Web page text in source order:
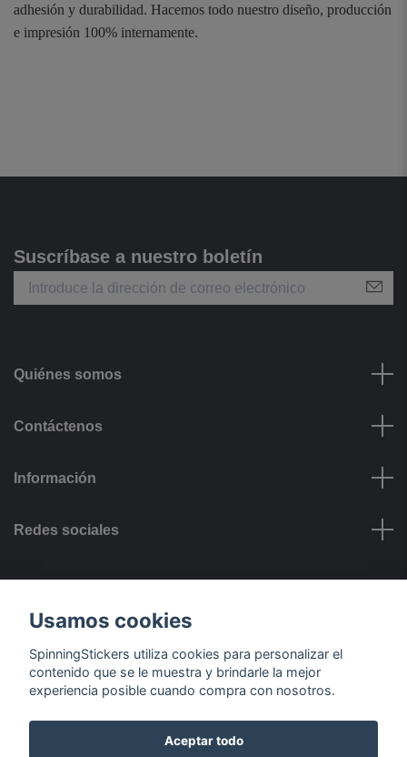
adhesión y durabilidad. Hacemos todo nuestro diseño, producción
e impresión 100% internamente.
Suscríbase a nuestro boletín
Quiénes somos
Contáctenos
Información
Redes sociales
Opciones de Pago
Usamos cookies
SpinningStickers utiliza cookies para personalizar el
contenido que se le muestra y brindarle la mejor
experiencia posible cuando compra con nosotros.
Aceptar todo